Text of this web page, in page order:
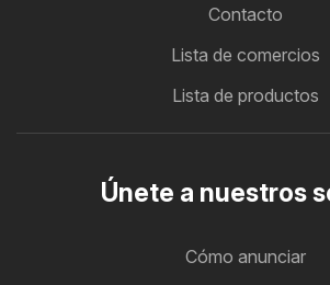
Contacto
Lista de comercios
Lista de productos
Únete a nuestros
Cómo anunciar